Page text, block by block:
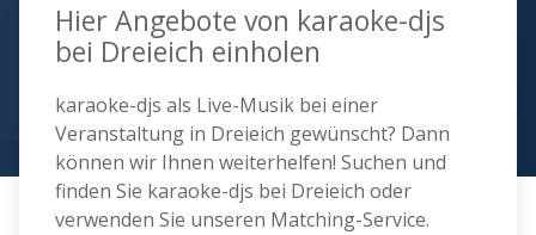
Hier Angebote von karaoke-djs
bei Dreieich einholen
karaoke-djs als Live-Musik bei einer
Veranstaltung in Dreieich gewünscht? Dann
können wir Ihnen weiterhelfen! Suchen und
finden Sie karaoke-djs bei Dreieich oder
verwenden Sie unseren Matching-Service.